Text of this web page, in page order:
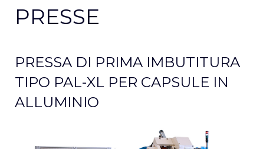
PRESSE
PRESSA DI PRIMA IMBUTITURA
TIPO PAL-XL PER CAPSULE IN
ALLUMINIO